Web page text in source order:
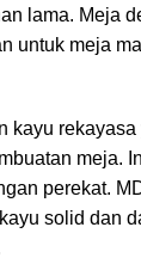
lama. Meja
untuk meja
kayu rekayasa
meja.
perekat.
solid dan